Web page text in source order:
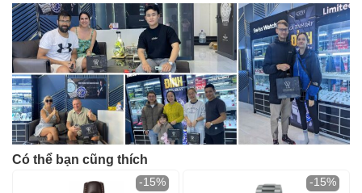
Có thể bạn cũng thích
-15% -15%